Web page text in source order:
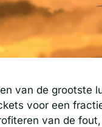
van de grootste
voor een
van de